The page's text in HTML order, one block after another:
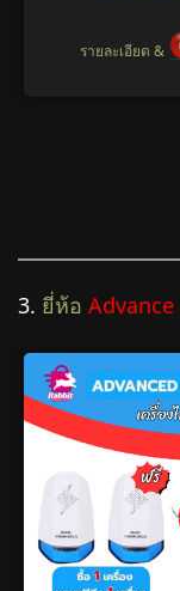
รายละเอียด &
3. ยี่ห้อ Advance